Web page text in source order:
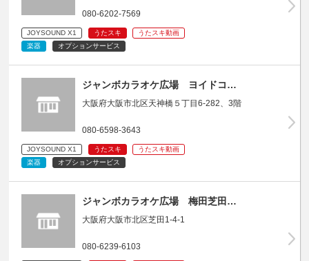
080-6202-7569
JOYSOUND X1 うたスキ
うたスキ動画
楽器
オプションサービス
ジャンボカラオケ広場 ヨイドコ…
大阪府大阪市北区天神橋５丁目6-282、3階
080-6598-3643
JOYSOUND X1 うたスキ
うたスキ動画
楽器
オプションサービス
ジャンボカラオケ広場 梅田芝田…
大阪府大阪市北区芝田1-4-1
080-6239-6103